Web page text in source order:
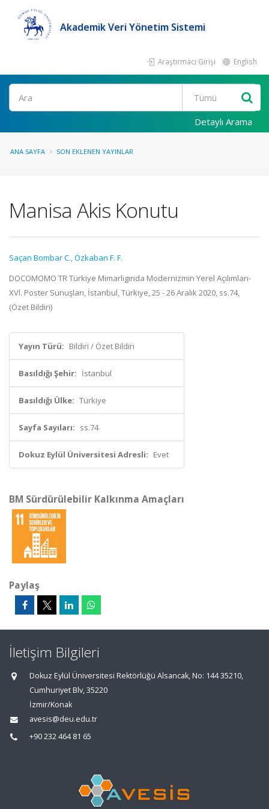
Akademik Veri Yönetim Sistemi
Araştırmacı Girişi English
Ara
Detaylı Arama
ANA SAYFA SON EKLENEN YAYINLAR
Manisa Akis Konutu
Saçan Bombar C.,Özkaban F. F.
DOCOMOMO TR Türkiye Mimarlıgında Modernizmin Yerel Açılımları-
XVl. Poster Sunuşları, İstanbul, Türkiye, 25 - 26 Aralık 2020, ss.74,
(Özet Bildiri)
Yayın Türü: Bildiri / Özet Bildiri
Basıldığı Şehir: İstanbul
Basıldığı Ülke: Türkiye
Sayfa Sayıları: ss.74
Dokuz Eylül Üniversitesi Adresli: Evet
BM Sürdürülebilir Kalkınma Amaçları
Paylaş
İletişim Bilgileri
Dokuz Eylül Üniversitesi Rektörlüğü Alsancak, No: 144 35210,
Cumhuriyet Blv, 35220
İzmir/Konak
avesis@deu.edu.tr
+90 232 464 81 65